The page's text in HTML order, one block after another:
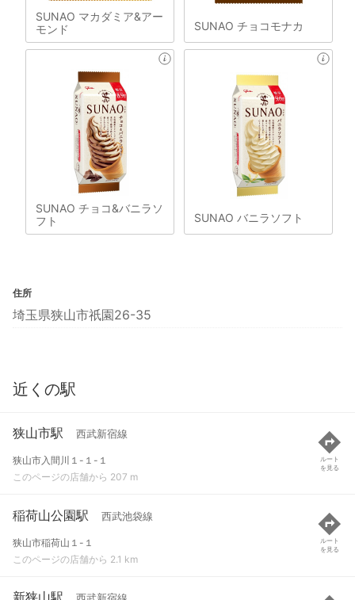
SUNAO マカダミア&アー
モンド
SUNAO チョコモナカ
SUNAO チョコ&バニラソ
フト
SUNAO バニラソフト
住所
埼玉県狭山市祇園26-35
近くの駅
狭山市駅 西武新宿線
狭山市入間川１-１-１
このページの店舗から 207 m
ルート
を見る
稲荷山公園駅 西武池袋線
狭山市稲荷山１-１
このページの店舗から 2.1 km
ルート
を見る
新狭山駅